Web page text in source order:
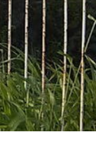
“Unidade,
e Luta vence” a
Sindisan
Diretoria
e Conselho Fiscal do
acontece até o dia